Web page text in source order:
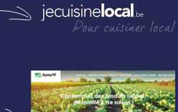
Pour cuisiner local